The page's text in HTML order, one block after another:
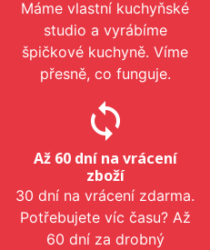
Máme vlastní kuchyňské
studio a vyrábíme
špičkové kuchyně. Víme
přesně, co funguje.
sync
Až 60 dní na vrácení
zboží
30 dní na vrácení zdarma.
Potřebujete víc času? Až
60 dní za drobný